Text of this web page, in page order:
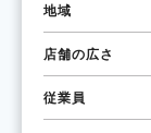
地域
店舗の広さ
従業員